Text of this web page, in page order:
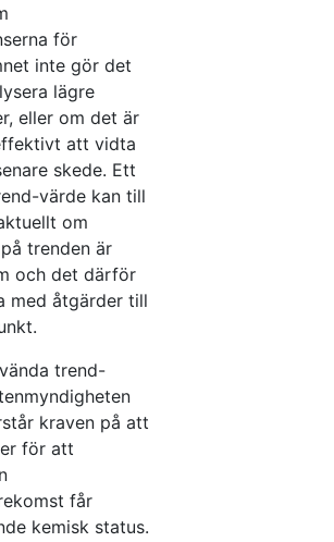
möjligheten
att vända
trenden är
sådana att en
högre
procentandel
ändå skulle
innebära att
åtgärder så
kostnadseffektivt
som möjligt
skulle kunna
eller
åtminstone i
görligaste mån
mildra varje
betydande
skadlig
för
inte gör det
lägre
eller om det är
att vidta
skede. Ett
värde kan till
om
trenden är
och det därför
med åtgärder till
trend-
kraven på att
för att
får
kemisk status.